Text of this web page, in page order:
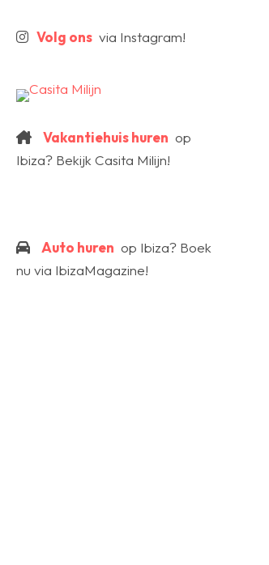
Volg ons via Instagram!
Vakantiehuis huren op
Ibiza? Bekijk Casita Milijn!
Auto huren op Ibiza? Boek
nu via IbizaMagazine!